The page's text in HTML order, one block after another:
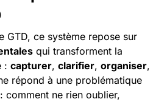
ce système repose sur
qui transforment la
: capturer, clarifier, organiser,
répond à une problématique
comment ne rien oublier,